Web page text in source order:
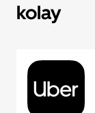
kolay